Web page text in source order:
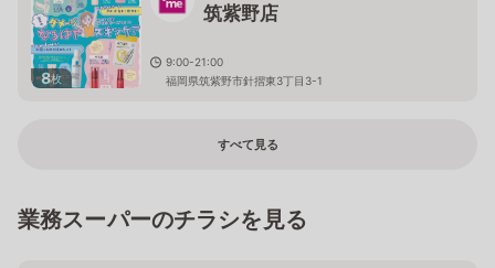
8枚
筑紫野店
9:00-21:00
福岡県筑紫野市針摺東3丁目3-1
すべて見る
業務スーパーのチラシを見る